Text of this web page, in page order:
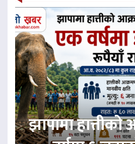
झापामा